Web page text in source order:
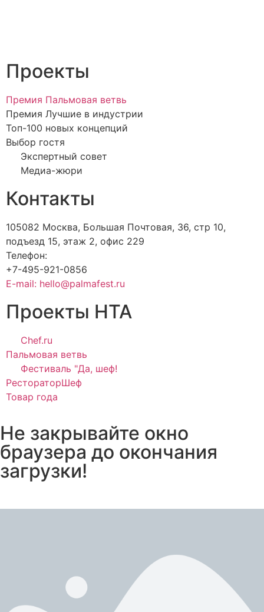
Проекты
Премия Пальмовая ветвь
Премия Лучшие в индустрии
Топ-100 новых концепций
Выбор гостя
Экспертный совет
Медиа-жюри
Контакты
105082 Москва, Большая Почтовая, 36, стр 10,
подъезд 15, этаж 2, офис 229
Телефон:
+7-495-921-0856
E-mail: hello@palmafest.ru
Проекты НТА
Chef.ru
Пальмовая ветвь
Фестиваль "Да, шеф!
РестораторШеф
Товар года
Не закрывайте окно
браузера до окончания
загрузки!